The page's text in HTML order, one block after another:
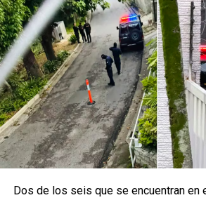
Dos de los seis que se encuentran en